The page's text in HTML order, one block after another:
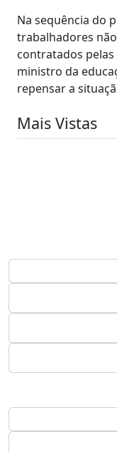
Na sequência do
trabalhadores
contratados
ministro da
repensar a
Mais Vistas